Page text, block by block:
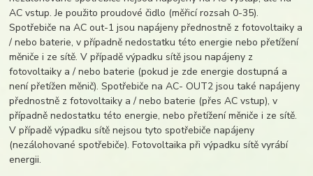
AC vstup. Je použito proudové čidlo (měřicí rozsah 0-35).
Spotřebiče na AC out-1 jsou napájeny přednostně z fotovoltaiky a
/ nebo baterie, v případně nedostatku této energie nebo přetížení
měniče i ze sítě. V případě výpadku sítě jsou napájeny z
fotovoltaiky a / nebo baterie (pokud je zde energie dostupná a
není přetížen měnič). Spotřebiče na AC- OUT2 jsou také napájeny
přednostně z fotovoltaiky a / nebo baterie (přes AC vstup), v
případně nedostatku této energie, nebo přetížení měniče i ze sítě.
V případě výpadku sítě nejsou tyto spotřebiče napájeny
(nezálohované spotřebiče). Fotovoltaika při výpadku sítě vyrábí
energii.